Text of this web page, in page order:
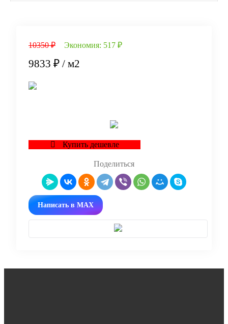
10350 ₽ Экономия: 517 ₽
9833 ₽ / м2
Купить дешевле
Поделиться
Написать в MAX